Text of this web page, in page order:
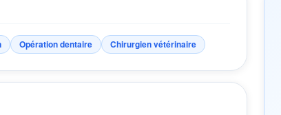
Opération dentaire Chirurgien vétérinaire